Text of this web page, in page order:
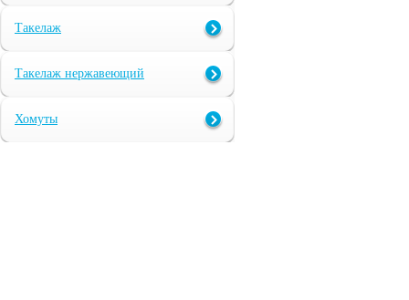
Такелаж
Такелаж нержавеющий
Хомуты